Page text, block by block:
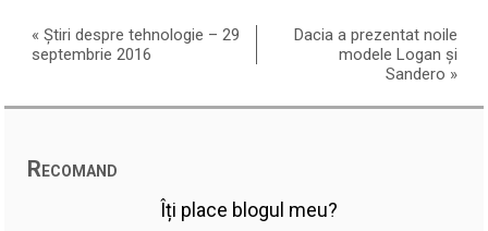
«Știri despre tehnologie – 29
septembrie 2016
Dacia a prezentat noile
modele Logan și
Sandero »
Recomand
Îți place blogul meu?